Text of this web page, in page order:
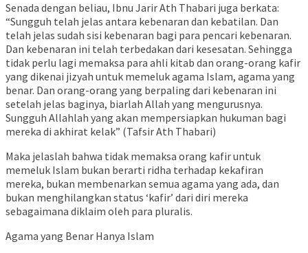
Senada dengan beliau, Ibnu Jarir Ath Thabari juga berkata:
“Sungguh telah jelas antara kebenaran dan kebatilan. Dan
telah jelas sudah sisi kebenaran bagi para pencari kebenaran.
Dan kebenaran ini telah terbedakan dari kesesatan. Sehingga
tidak perlu lagi memaksa para ahli kitab dan orang-orang kafir
yang dikenai jizyah untuk memeluk agama Islam, agama yang
benar. Dan orang-orang yang berpaling dari kebenaran ini
setelah jelas baginya, biarlah Allah yang mengurusnya.
Sungguh Allahlah yang akan mempersiapkan hukuman bagi
mereka di akhirat kelak” (Tafsir Ath Thabari)
Maka jelaslah bahwa tidak memaksa orang kafir untuk
memeluk Islam bukan berarti ridha terhadap kekafiran
mereka, bukan membenarkan semua agama yang ada, dan
bukan menghilangkan status ‘kafir’ dari diri mereka
sebagaimana diklaim oleh para pluralis.
Agama yang Benar Hanya Islam